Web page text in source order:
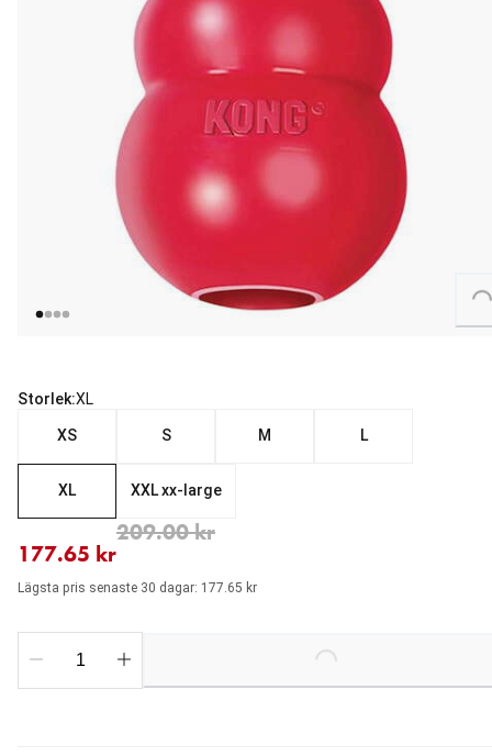
Loading...
Storlek:XL
XS S M L
XL XXL xx-large
177.65 kr
aktuellt pris 177.65 kr
209.00 kr
ursprungligt pris 209.00 kr
Lägsta pris senaste 30 dagar: 177.65 kr
Loading...